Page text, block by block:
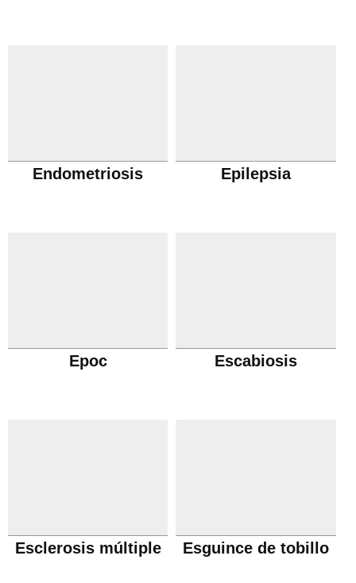
Endometriosis Epilepsia
Epoc Escabiosis
Esclerosis múltiple Esguince de tobillo